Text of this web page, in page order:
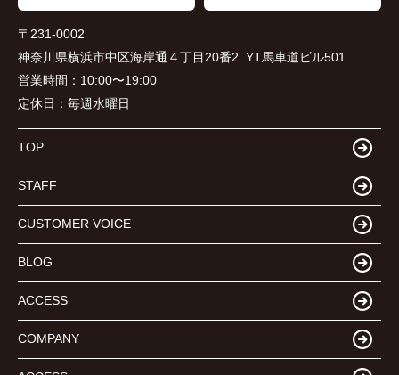
〒231-0002
神奈川県横浜市中区海岸通４丁目20番2 YT馬車道ビル501
営業時間： 10:00〜19:00
定休日： 毎週水曜日
TOP
STAFF
CUSTOMER VOICE
BLOG
ACCESS
COMPANY